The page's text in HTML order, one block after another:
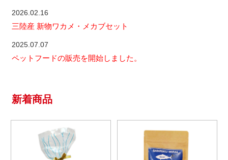
2026.02.16
三陸産 新物ワカメ・メカブセット
2025.07.07
ペットフードの販売を開始しました。
新着商品